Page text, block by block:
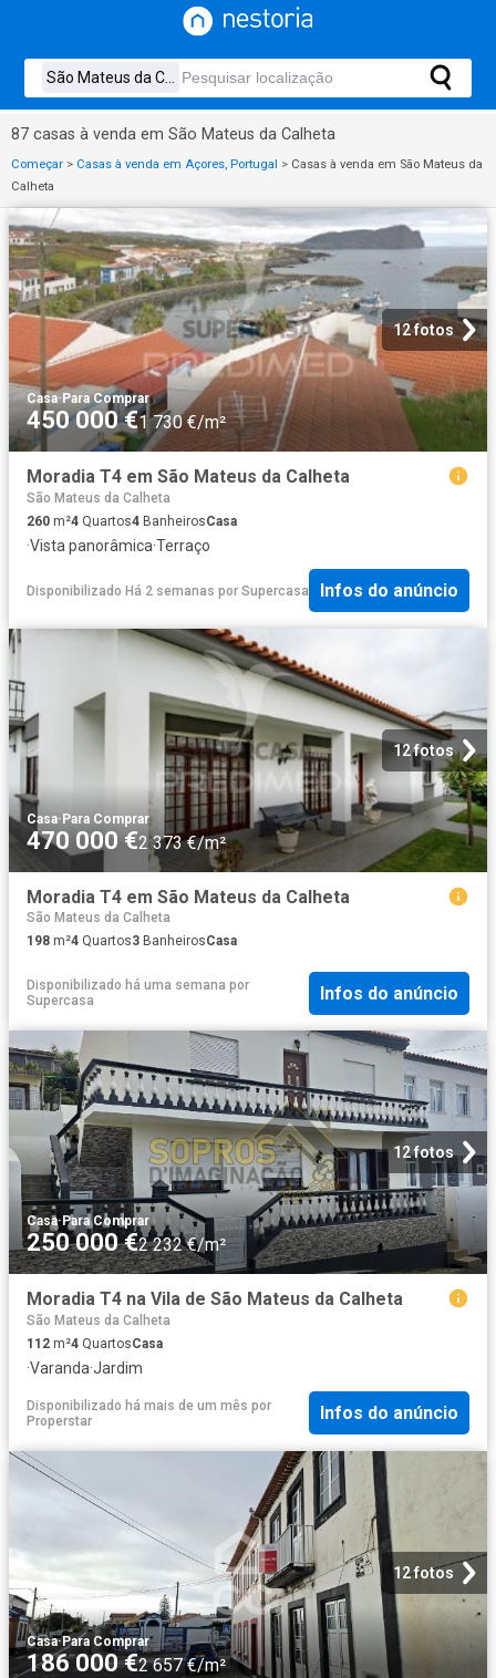
87 casas à venda em São Mateus da Calheta
Começar > Casas à venda em Açores, Portugal > Casas à venda em São Mateus da
Calheta
12 fotos
Casa· Para Comprar
450 000 €1 730 €/m²
Moradia T4 em São Mateus da Calheta
São Mateus da Calheta
260 m²4 Quartos4 BanheirosCasa
·Vista panorâmica·Terraço
Disponibilizado Há 2 semanas por Supercasa Infos do anúncio
12 fotos
Casa·Para Comprar
470 000 €2 373 €/m²
Moradia T4 em São Mateus da Calheta
São Mateus da Calheta
198 m²4 Quartos3 BanheirosCasa
Disponibilizado há uma semana por
Supercasa
Infos do anúncio
12 fotos
Casa· Para Comprar
250 000 €2 232 €/m²
Moradia T4 na Vila de São Mateus da Calheta
São Mateus da Calheta
112 m²4 QuartosCasa
·Varanda·Jardim
Disponibilizado há mais de um mês por
Properstar
Infos do anúncio
12 fotos
Casa·Para Comprar
186 000 €2 657 €/m²